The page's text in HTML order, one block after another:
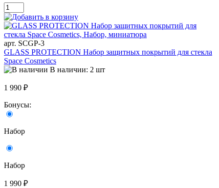
арт. SCGP-3
GLASS PROTECTION Набор защитных покрытий для стекла
Space Cosmetics
В наличии: 2 шт
1 990 ₽
Бонусы:
Набор
Набор
1 990 ₽